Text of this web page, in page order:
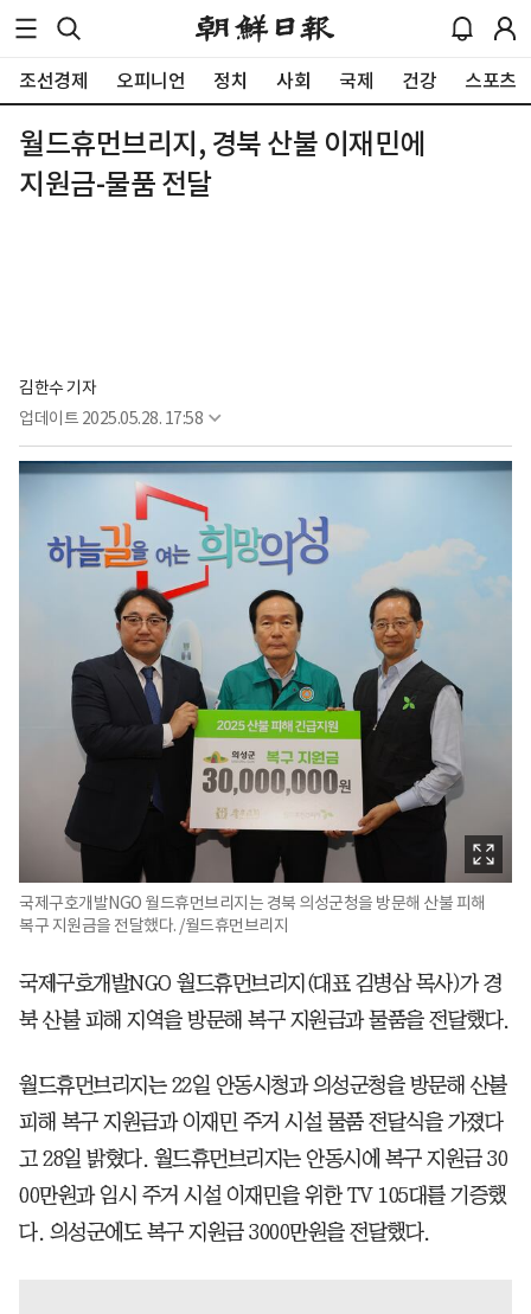
조선경제 오피니언 정치 사회 국제 건강 스포츠
월드휴먼브리지, 경북 산불 이재민에
지원금-물품 전달
김한수 기자
업데이트 2025.05.28. 17:58
국제구호개발NGO 월드휴먼브리지는 경북 의성군청을 방문해 산불 피해
복구 지원금을 전달했다. /월드휴먼브리지
국제구호개발NGO 월드휴먼브리지(대표 김병삼 목사)가 경
북 산불 피해 지역을 방문해 복구 지원금과 물품을 전달했다.
월드휴먼브리지는 22일 안동시청과 의성군청을 방문해 산불
피해 복구 지원금과 이재민 주거 시설 물품 전달식을 가졌다
고 28일 밝혔다. 월드휴먼브리지는 안동시에 복구 지원금 30
00만원과 임시 주거 시설 이재민을 위한 TV 105대를 기증했
다. 의성군에도 복구 지원금 3000만원을 전달했다.